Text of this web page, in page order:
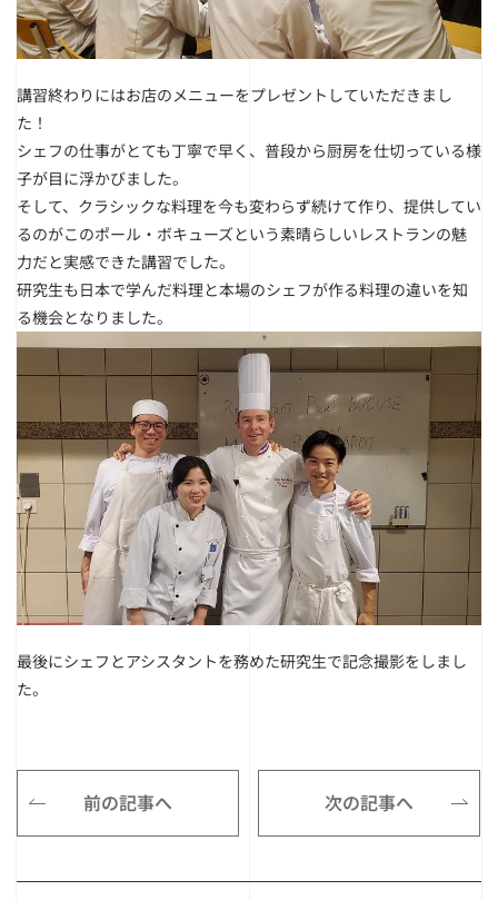
講習終わりにはお店のメニューをプレゼントしていただきまし
た！
シェフの仕事がとても丁寧で早く、普段から厨房を仕切っている様
子が目に浮かびました。
そして、クラシックな料理を今も変わらず続けて作り、提供してい
るのがこのポール・ボキューズという素晴らしいレストランの魅
力だと実感できた講習でした。
研究生も日本で学んだ料理と本場のシェフが作る料理の違いを知
る機会となりました。
最後にシェフとアシスタントを務めた研究生で記念撮影をしまし
た。
前の記事へ 次の記事へ